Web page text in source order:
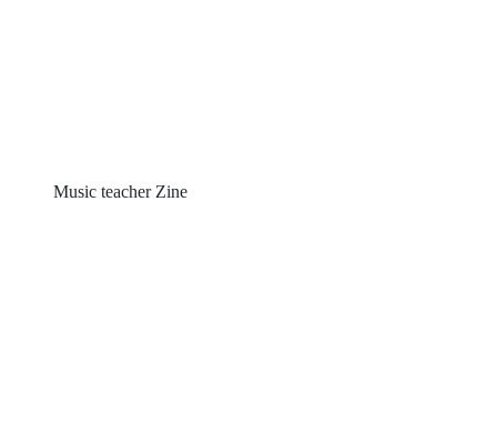
Music teacher Zine